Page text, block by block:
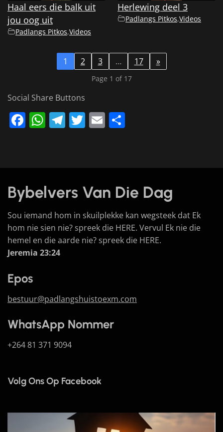
Haal eers die balk uit
jou oog uit
Padlangs Pitkos,Videos
Herlewing deel 3
Padlangs Pitkos,Videos
1 2 3 … 17 »
Page 1 of 17
Social Share Buttons
Facebook
WhatsApp
Telegram
Twitter
Email
Bybelvers Van Die Dag
Sou iemand hom in skuilplekke kan wegsteek dat Ek
hom nie sien nie? spreek die HERE. Vervul Ek nie die
hemel en die aarde nie? spreek die HERE.
Jeremia 23:24
Epos
bestuur@padlangshuistoexm.com
WhatsApp Nommer
+264 81 371 9094
Volg Ons Op Facebook